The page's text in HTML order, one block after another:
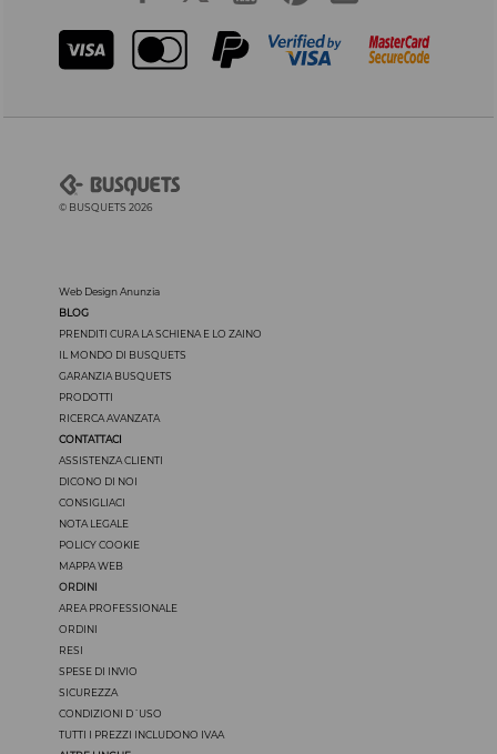
© BUSQUETS 2026
Web Design Anunzia
BLOG
PRENDITI CURA LA SCHIENA E LO ZAINO
IL MONDO DI BUSQUETS
GARANZIA BUSQUETS
PRODOTTI
RICERCA AVANZATA
CONTATTACI
ASSISTENZA CLIENTI
DICONO DI NOI
CONSIGLIACI
NOTA LEGALE
POLICY COOKIE
MAPPA WEB
ORDINI
AREA PROFESSIONALE
ORDINI
RESI
SPESE DI INVIO
SICUREZZA
CONDIZIONI D´USO
TUTTI I PREZZI INCLUDONO IVAA